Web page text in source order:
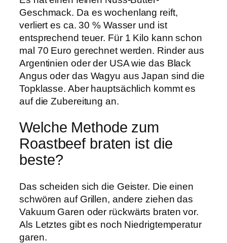
Geschmack. Da es wochenlang reift,
verliert es ca. 30 % Wasser und ist
entsprechend teuer. Für 1 Kilo kann schon
mal 70 Euro gerechnet werden. Rinder aus
Argentinien oder der USA wie das Black
Angus oder das Wagyu aus Japan sind die
Topklasse. Aber hauptsächlich kommt es
auf die Zubereitung an.
Welche Methode zum
Roastbeef braten ist die
beste?
Das scheiden sich die Geister. Die einen
schwören auf Grillen, andere ziehen das
Vakuum Garen oder rückwärts braten vor.
Als Letztes gibt es noch Niedrigtemperatur
garen.